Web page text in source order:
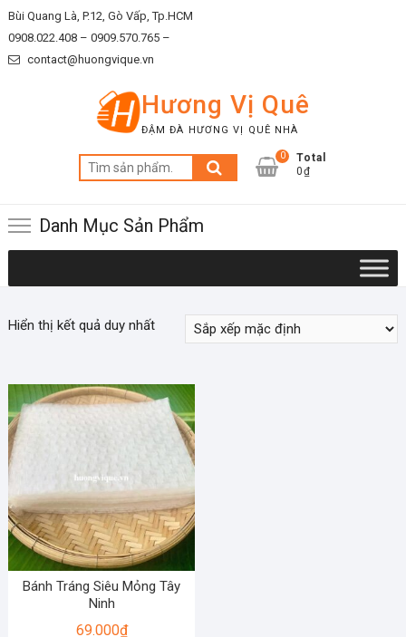
Skip
to
content
Bùi Quang Là, P.12, Gò Vấp, Tp.HCM
0908.022.408 – 0909.570.765 –
contact@huongvique.vn
Hương Vị Quê
ĐẬM ĐÀ HƯƠNG VỊ QUÊ NHÀ
Tìm
kiếm:
0
Total
0₫
Danh Mục Sản Phẩm
Hiển thị kết quả duy nhất
Bánh Tráng Siêu Mỏng Tây
Ninh
69.000₫